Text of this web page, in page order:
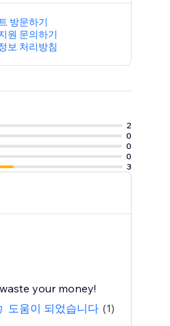
방문하기
원 문의하기
보 처리방침
2
0
0
0
3
your money!
도움이 되었습니다 (1)